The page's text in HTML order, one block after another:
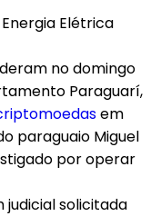
Elétrica
no domingo
Paraguarí,
em
paraguaio Miguel
por operar
judicial solicitada